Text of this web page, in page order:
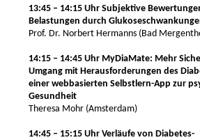
13:45 – 14:15 Uhr Subjektive
Belastungen durch
Prof. Dr. Norbert Hermanns (Bad
14:15 – 14:45 Uhr MyDiaMate: Mehr
Umgang mit Herausforderungen des
einer webbasierten Selbstlern-App zur
Gesundheit
Theresa Mohr (Amsterdam)
14:45 – 15:15 Uhr Verläufe von Diabetes-